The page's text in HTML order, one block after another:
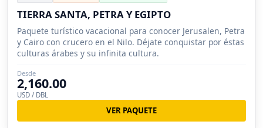
TIERRA SANTA, PETRA Y EGIPTO
Paquete turístico vacacional para conocer Jerusalen, Petra
y Cairo con crucero en el Nilo. Déjate conquistar por éstas
culturas árabes y su infinita cultura.
Desde
2,160.00
USD / DBL
VER PAQUETE